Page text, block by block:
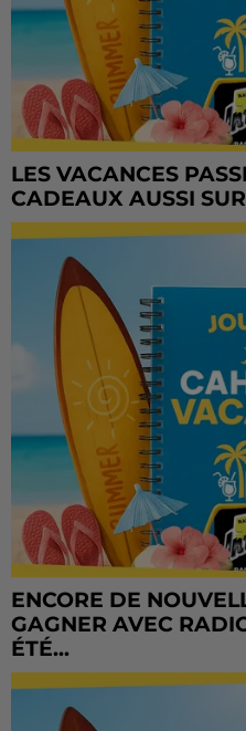
LES VACANCES
CADEAUX AUSSI
ENCORE DE
GAGNER AVEC
ÉTÉ...